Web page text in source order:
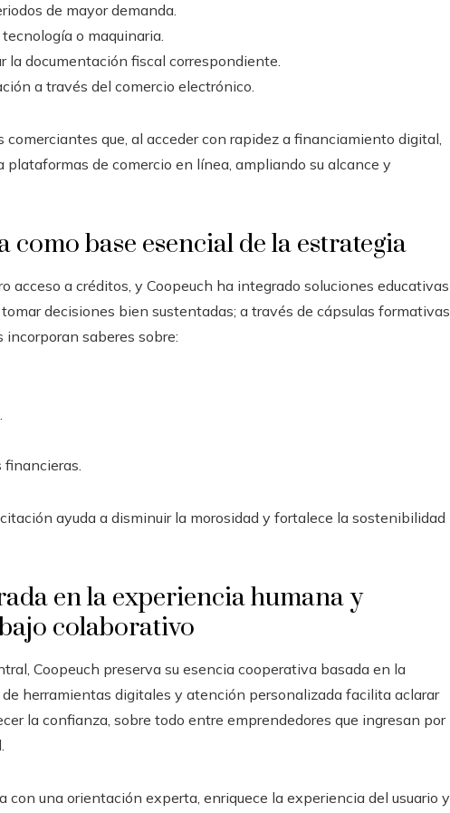
de mayor demanda.
o maquinaria.
la documentación fiscal correspondiente.
a través del comercio electrónico.
que, al acceder con rapidez a financiamiento digital,
de comercio en línea, ampliando su alcance y
base esencial de la estrategia
acceso a créditos, y Coopeuch ha integrado soluciones educativas
decisiones bien sustentadas; a través de cápsulas formativas
incorporan saberes sobre:
financieras.
ayuda a disminuir la morosidad y fortalece la sostenibilidad
en la experiencia humana y
colaborativo
Coopeuch preserva su esencia cooperativa basada en la
herramientas digitales y atención personalizada facilita aclarar
la confianza, sobre todo entre emprendedores que ingresan por
con una orientación experta, enriquece la experiencia del usuario y